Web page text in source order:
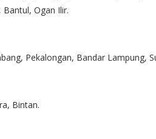
Ogan Ilir.
Pekalongan, Bandar Lampung,
Bintan.